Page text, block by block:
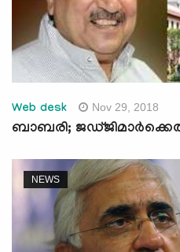
Web desk Nov 29, 2018
ബാബരി;
NEWS